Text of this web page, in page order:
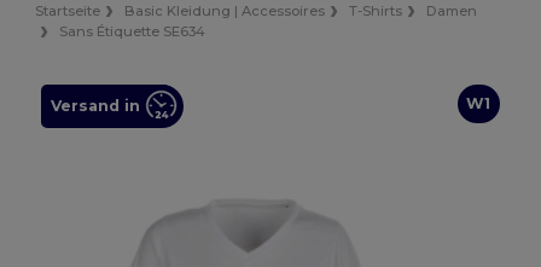
Startseite Basic Kleidung | Accessoires T-Shirts
Damen
Sans Étiquette SE634
W1
Versand in